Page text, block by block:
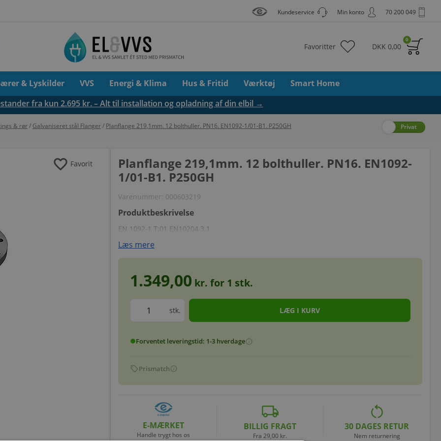
70 200 049
Min konto
Kundeservice
0
DKK 0,00
Favoritter
& Lyskilder VVS Energi & Klima Hus & Fritid Værktøj
Smart Home
fra kun 2.695 kr. – Alt til installation og opladning af din elbil →
& rør/ Galvaniseret stål Flanger/ Planflange 219,1mm. 12 bolthuller. PN16. EN1092-1/01-B1. P250GH Privat
favorite Favorit
Planflange 219,1mm. 12 bolthuller. PN16. EN1092-
1/01-B1. P250GH
Varenummer: 000603219
Produktbeskrivelse
EN 1092-1 T:01 EN10204 3.1
Læs mere
1.349,00 kr. for 1 stk.
stk.
circleForventet leveringstid: 1-3 hverdageinfo
sellPrismatchinfo
E-MÆRKET
Handle trygt hos os
local_shipping
BILLIG FRAGT
Fra 29,00 kr.
restart_alt
30 DAGES RETUR
Nem returnering